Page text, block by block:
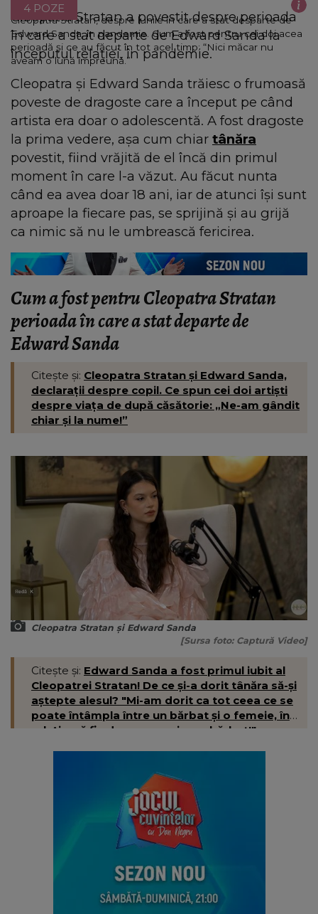
Cleopatra Stratan, despre lunile în care a stat desparte de
Edward Sanda, în pandemie. Cum a fost pentru cei doi acea
perioadă și ce au făcut în tot acel timp: “Nici măcar nu
aveam o lună împreună.”
4 POZE
Cleopatra Stratan a povestit despre perioada
în care a stat departe de Edward Sanda la
începutul relației, în pandemie.
Cleopatra și Edward Sanda trăiesc o frumoasă
poveste de dragoste care a început pe când
artista era doar o adolescentă. A fost dragoste
la prima vedere, așa cum chiar tânăra
povestit, fiind vrăjită de el încă din primul
moment în care l-a văzut. Au făcut nunta
când ea avea doar 18 ani, iar de atunci își sunt
aproape la fiecare pas, se sprijină și au grijă
ca nimic să nu le umbrească fericirea.
Cum a fost pentru Cleopatra Stratan
perioada în care a stat departe de
Edward Sanda
Citește și: Cleopatra Stratan și Edward Sanda,
declarații despre copil. Ce spun cei doi artiști
despre viața de după căsătorie: „Ne-am gândit
chiar și la nume!”
Cleopatra Stratan și Edward Sanda
[Sursa foto: Captură Video]
Citește și: Edward Sanda a fost primul iubit al
Cleopatrei Stratan! De ce și-a dorit tânăra să-și
aștepte alesul? "Mi-am dorit ca tot ceea ce se
poate întâmpla între un bărbat și o femeie, în
relație, să fie doar cu un singur bărbat!"